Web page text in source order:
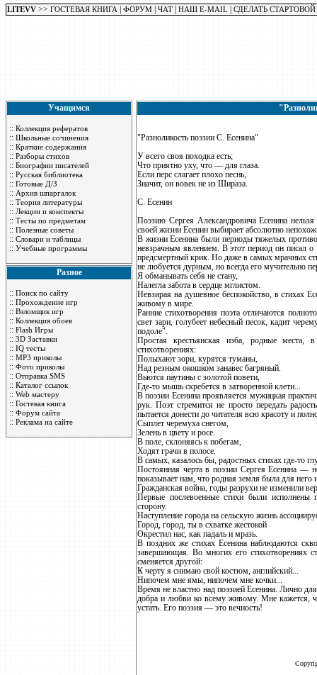
LITEVV >> ГОСТЕВАЯ КНИГА ФОРУМ ЧАТ НАШ E-MAIL СДЕЛАТЬ СТАРТОВОЙ
Учащимся
:: Коллекция рефератов
:: Школьные сочинения
:: Краткие содержания
:: Разборы стихов
:: Биографии писателей
:: Русская библиотека
:: Готовые Д/З
:: Архив шпаргалок
:: Теория литературы
:: Лекции и конспекты
:: Тесты по предметам
:: Полезные советы
:: Словари и таблицы
:: Учебные программы
Разное
:: Поиск по сайту
:: Прохождение игр
:: Взломщик игр
:: Коллекция обоев
:: Flash Игры
:: 3D Заставки
:: IQ тесты
:: MP3 приколы
:: Фото приколы
:: Отправка SMS
:: Каталог ссылок
:: Web мастеру
:: Гостевая книга
:: Форум сайта
:: Реклама на сайте
"Разноликость поэзии С. Есенина"
У всего своя походка есть;
Что приятно уху, что — для глаза.
Если перс слагает плохо песнь,
Значит, он вовек не из Шираза.
С. Есенин
Поэзию Сергея Александровича Есенина
своей жизни Есенин выбирает абсолютно
В жизни Есенина были периоды тяжелых
невзрачным явлением. В этот период он писал
предсмертный крик. Но даже в самых мрачных
не любуется дурным, но всегда его мучительно
Я обманывать себя не стану,
Налегла забота в сердце мглистом.
Невзирая на душевное беспокойство, в стихах
живому в мире.
Ранние стихотворения поэта отличаются
свет зари, голубеет небесный песок, кадит
подоле".
Простая крестьянская изба, родные места,
стихотворениях:
Полыхают зори, курятся туманы,
Над резным окошком занавес багряный.
Вьются паутины с золотой повети,
Где-то мышь скребется в затворенной клети...
В поэзии Есенина проявляется мужицкая
рук. Поэт стремится не просто передать
пытается донести до читателя всю красоту и
Сыплет черемуха снегом,
Зелень в цвету и росе.
В поле, склоняясь к побегам,
Ходят грачи в полосе.
В самых, казалось бы, радостных стихах где-то
Постоянная черта в поэзии Сергея Есенина —
показывает нам, что родная земля была для него
Гражданская война, годы разрухи не изменили
Первые послевоенные стихи были исполнены
сторону.
Наступление города на сельскую жизнь
Город, город, ты в схватке жестокой
Окрестил нас, как падаль и мразь.
В поздних же стихах Есенина наблюдаются
завершающая. Во многих его стихотворениях
сменяется другой:
К черту я снимаю свой костюм, английский...
Нипочем мне ямы, нипочем мне кочки...
Время не властно над поэзией Есенина. Лично
добра и любви ко всему живому. Мне кажется,
устать. Его поэзия — это вечность!